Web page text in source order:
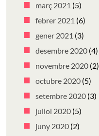
març 2021 (5)
febrer 2021 (6)
gener 2021 (3)
desembre 2020 (4)
novembre 2020 (2)
octubre 2020 (5)
setembre 2020 (3)
juliol 2020 (5)
juny 2020 (2)